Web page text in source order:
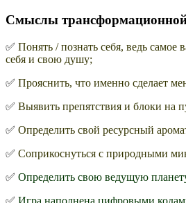
Смыслы трансформационной
✅ Понять / познать себя, ведь самое
себя и свою душу;
✅ Прояснить, что именно сделает
✅ Выявить препятствия и блоки на
✅ Определить свой ресурсный
✅ Соприкоснуться с природными
✅ Определить свою ведущую
✅ Игра наполнена цифровыми